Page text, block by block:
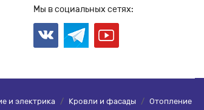
Мы в социальных сетях:
и электрика / Кровли и фасады / Отопление